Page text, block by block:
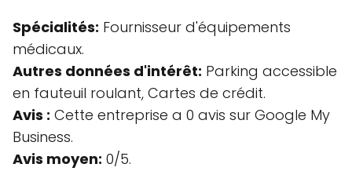
Spécialités: Fournisseur d'équipements
médicaux.
Autres données d'intérêt: Parking accessible
en fauteuil roulant, Cartes de crédit.
Avis : Cette entreprise a 0 avis sur Google My
Business.
Avis moyen: 0/5.